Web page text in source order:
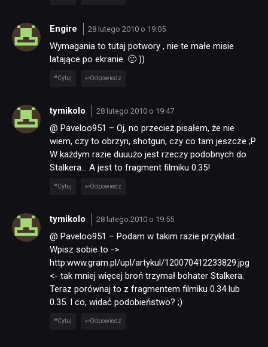
Engire 28 lutego 2010 o 19:05
Wymagania to tutaj potwory , nie te małe misie
latające po ekranie. 🙂 ))
Cytuj Odpowiedz
tymikolo 28 lutego 2010 o 19:47
@ Paveloo951 – Oj, no przecież pisałem, że nie
wiem, czy to obrzyn, shotgun, czy co tam jeszcze ;P
W każdym razie duuużo jest rzeczy podobnych do
Stalkera… A jest to fragment filmiku 0.35!
Cytuj Odpowiedz
tymikolo 28 lutego 2010 o 19:55
@ Paveloo951 – Podam w takim razie przykład…
Wpisz sobie to ->
http:www.gram.pl/upl/artykul/120070412233829.jpg
<- tak mniej więcej broń trzymał bohater Stalkera.
Teraz porównaj to z fragmentem filmiku 0.34 lub
0.35. I co, widać podobieństwo? ;)
Cytuj Odpowiedz